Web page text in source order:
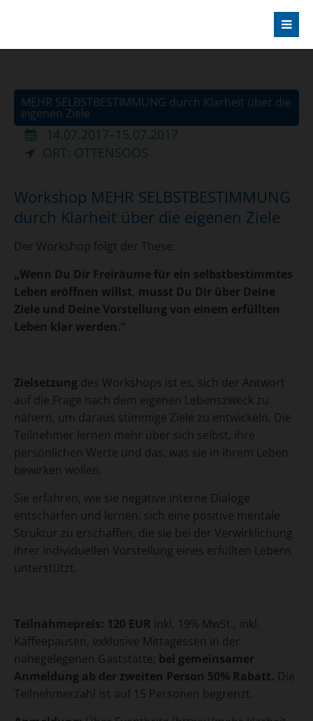
MEHR SELBSTBESTIMMUNG durch Klarheit über die
eigenen Ziele
14.07.2017–15.07.2017
ORT: OTTENSOOS
Workshop MEHR SELBSTBESTIMMUNG
durch Klarheit über die eigenen Ziele
Der Workshop folgt der These:
„Wenn Du Dir Freiräume für ein selbstbestimmtes
Leben eröffnen willst, musst Du Dir über Deine
Ziele und Deine Vorstellung von einem erfüllten
Leben klar werden.“
Zielsetzung des Workshops ist es, sich der Antwort
auf die Frage nach dem eigenen Lebenszweck zu
nähern, um daraus stimmige Ziele zu entwickeln. Die
Teilnehmer lernen mehr über sich selbst, ihre
persönlichen Werte und das, was sie in ihrem Leben
bewirken wollen.
Sie erfahren, wie sie negative interne Dialoge
entschärfen und lernen, sich eine positive mentale
Struktur zu erschaffen, die sie bei der Verwirklichung
ihrer individuellen Vorstellung eines erfüllten Lebens
unterstützt.
Teilnahmepreis: 120 EUR inkl. 19% MwSt., inkl.
Kaffeepausen, exklusive Mittagessen in der
nahegelegenen Gaststätte; bei gemeinsamer
Anmeldung ab der zweiten Person 50% Rabatt. Die
Teilnehmerzahl ist auf 15 Personen begrenzt.